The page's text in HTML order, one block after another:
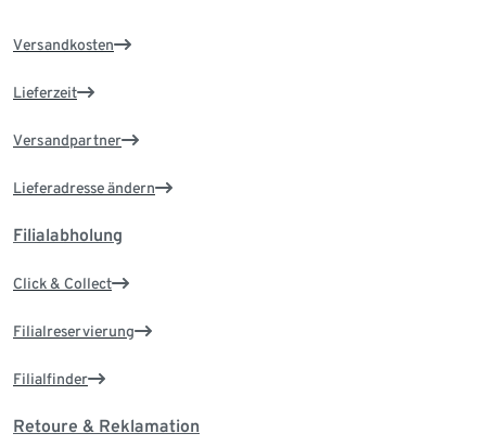
Versandkosten
Lieferzeit
Versandpartner
Lieferadresse ändern
Filialabholung
Click & Collect
Filialreservierung
Filialfinder
Retoure & Reklamation